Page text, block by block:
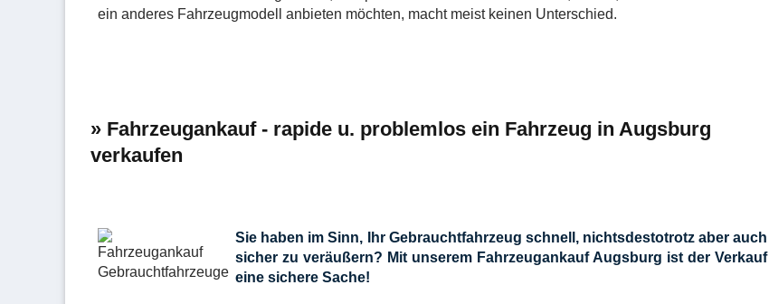
ein anderes Fahrzeugmodell anbieten möchten, macht meist keinen Unterschied.
» Fahrzeugankauf - rapide u. problemlos ein Fahrzeug in Augsburg
verkaufen
Sie haben im Sinn, Ihr Gebrauchtfahrzeug schnell, nichtsdestotrotz aber auch
sicher zu veräußern? Mit unserem Fahrzeugankauf Augsburg ist der Verkauf
eine sichere Sache!